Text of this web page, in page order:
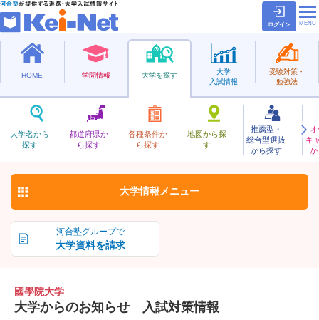
ログイン
HOME 学問情報 大学を探す
大学名から
探す
都道府県か
ら探す
各種条件か
ら探す
地図から探
す
推薦型・
総合型選抜
から探す
キ
か
大学
入試情報
受験対策・
勉強法
私立
こくがくいん
國學院大学 お気に入り
河合塾グループで
大学資料を請求
大学情報 メニュー
國學院大学
大学からのお知らせ 入試対策情報